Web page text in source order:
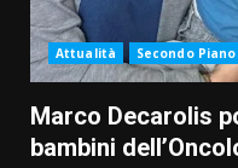
Attualità Secondo Piano
Marco Decarolis
bambini